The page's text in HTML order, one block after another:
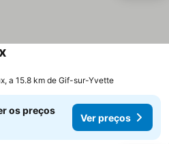
Ver preços
a 15.8 km de Gif-sur-Yvette
os preços
Ver preços